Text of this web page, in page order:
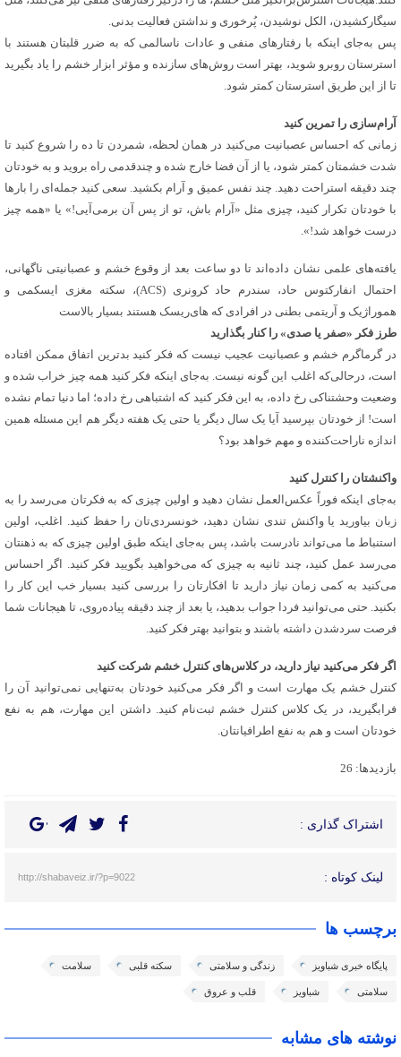
سیگارکشیدن، الکل نوشیدن، پُرخوری و نداشتن فعالیت بدنی.
پس به‌جای اینکه با رفتارهای منفی و عادات ناسالمی که به ضرر قلبتان هستند با
استرستان روبرو شوید، بهتر است روش‌های سازنده و مؤثر ابزار خشم را یاد بگیرید
تا از این طریق استرستان کمتر شود.
آرام‌سازی را تمرین کنید
زمانی که احساس عصبانیت می‌کنید در همان لحظه، شمردن تا ده را شروع کنید تا
شدت خشمتان کمتر شود، یا از آن فضا خارج شده و چندقدمی راه بروید و به خودتان
چند دقیقه استراحت دهید. چند نفس عمیق و آرام بکشید. سعی کنید جمله‌ای را بارها
با خودتان تکرار کنید، چیزی مثل «آرام باش، تو از پس آن برمی‌آیی!» یا «همه چیز
درست خواهد شد!».
یافته‌های علمی نشان داده‌اند تا دو ساعت بعد از وقوع خشم و عصبانیتی ناگهانی،
احتمال انفارکتوس حاد، سندرم حاد کرونری (ACS)، سکته مغزی ایسکمی و
هموراژیک و آریتمی بطنی در افرادی که های‌ریسک هستند بسیار بالاست
طرز فکر «صفر یا صدی» را کنار بگذارید
در گرماگرم خشم و عصبانیت عجیب نیست که فکر کنید بدترین اتفاق ممکن افتاده
است، درحالی‌که اغلب این گونه نیست. به‌جای اینکه فکر کنید همه چیز خراب شده و
وضعیت وحشتناکی رخ داده، به این فکر کنید که اشتباهی رخ داده؛ اما دنیا تمام نشده
است! از خودتان بپرسید آیا یک سال دیگر یا حتی یک هفته دیگر هم این مسئله همین
اندازه ناراحت‌کننده و مهم خواهد بود؟
واکنشتان را کنترل کنید
به‌جای اینکه فوراً عکس‌العمل نشان دهید و اولین چیزی که به فکرتان می‌رسد را به
زبان بیاورید یا واکنش تندی نشان دهید، خونسردی‌تان را حفظ کنید. اغلب، اولین
استنباط ما می‌تواند نادرست باشد، پس به‌جای اینکه طبق اولین چیزی که به ذهنتان
می‌رسد عمل کنید، چند ثانیه به چیزی که می‌خواهید بگویید فکر کنید. اگر احساس
می‌کنید به کمی زمان نیاز دارید تا افکارتان را بررسی کنید بسیار خب این کار را
بکنید. حتی می‌توانید فردا جواب بدهید، یا بعد از چند دقیقه پیاده‌روی، تا هیجانات شما
فرصت سردشدن داشته باشند و بتوانید بهتر فکر کنید.
اگر فکر می‌کنید نیاز دارید، در کلاس‌های کنترل خشم شرکت کنید
کنترل خشم یک مهارت است و اگر فکر می‌کنید خودتان به‌تنهایی نمی‌توانید آن را
فرابگیرید، در یک کلاس کنترل خشم ثبت‌نام کنید. داشتن این مهارت، هم به نفع
خودتان است و هم به نفع اطرافیانتان.
بازدیدها: 26
اشتراک گذاری :
لینک کوتاه : http://shabaveiz.ir/?p=9022
برچسب ها
پایگاه خبری شباویز زندگی و سلامتی سکته قلبی سلامت
سلامتی شباویز قلب و عروق
نوشته های مشابه